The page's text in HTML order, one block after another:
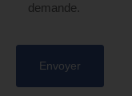
demande.